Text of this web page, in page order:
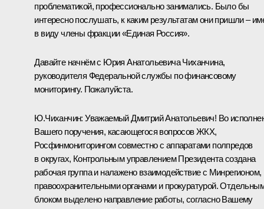
проблематикой, профессионально занимались. Было бы
интересно послушать, к каким результатам они пришли –
в виду члены фракции «Единая Россия».
Давайте начнём с Юрия Анатольевича Чиханчина,
руководителя Федеральной службы по финансовому
мониторингу. Пожалуйста.
Ю.Чиханчин: Уважаемый Дмитрий Анатольевич! Во
Вашего поручения, касающегося вопросов ЖКХ,
Росфинмониторингом совместно с аппаратами полпредов
в округах, Контрольным управлением Президента создана
рабочая группа и налажено взаимодействие с Минрегионом,
правоохранительными органами и прокуратурой.
блоком выделено направление работы, согласно Вашему